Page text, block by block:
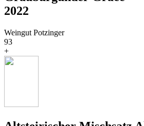
2022
Weingut Potzinger
93
+